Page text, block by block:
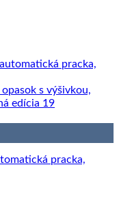
pracka,